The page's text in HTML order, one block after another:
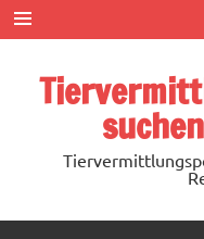
Zum
Inhalt
springen